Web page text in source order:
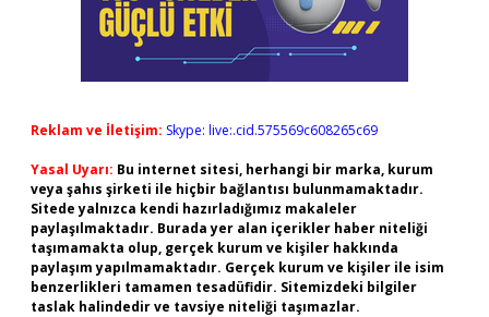
Reklam ve İletişim: Skype: live:.cid.575569c608265c69
Yasal Uyarı: Bu internet sitesi, herhangi bir marka, kurum
veya şahıs şirketi ile hiçbir bağlantısı bulunmamaktadır.
Sitede yalnızca kendi hazırladığımız makaleler
paylaşılmaktadır. Burada yer alan içerikler haber niteliği
taşımamakta olup, gerçek kurum ve kişiler hakkında
paylaşım yapılmamaktadır. Gerçek kurum ve kişiler ile isim
benzerlikleri tamamen tesadüfidir. Sitemizdeki bilgiler
taslak halindedir ve tavsiye niteliği taşımazlar.